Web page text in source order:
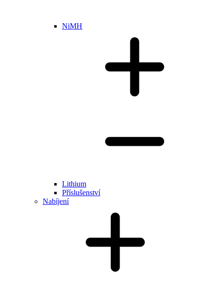
NiMH
Lithium
Příslušenství
Nabíjení